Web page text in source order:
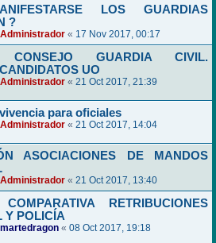
LOS GUARDIAS
?
Administrador « 17 Nov 2017, 00:17
CONSEJO GUARDIA CIVIL.
UO
Administrador « 21 Oct 2017, 21:39
para oficiales
Administrador « 21 Oct 2017, 14:04
ASOCIACIONES DE MANDOS
Administrador « 21 Oct 2017, 13:40
COMPARATIVA RETRIBUCIONES
Y POLICÍA
martedragon « 08 Oct 2017, 19:18